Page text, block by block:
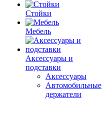
Стойки
Мебель
Аксессуары и
подставки
Аксессуары
Автомобильные
держатели